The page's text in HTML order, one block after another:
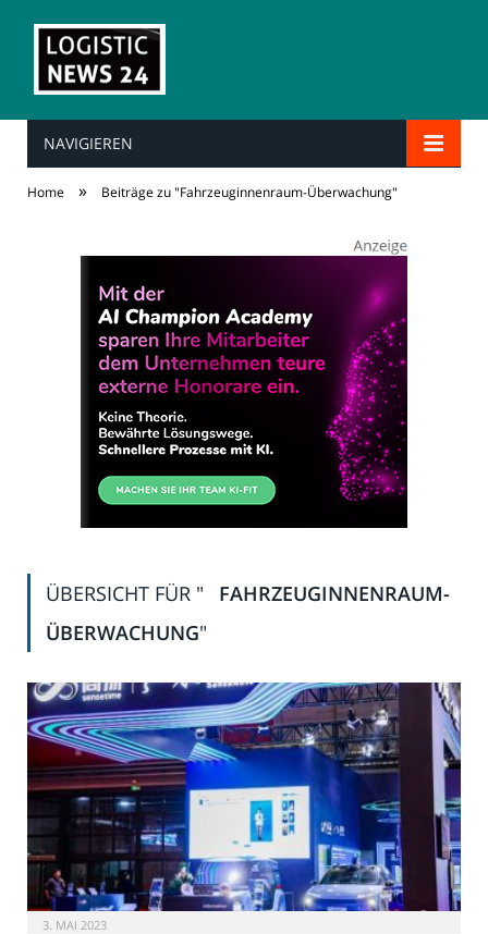
NAVIGIEREN
Home » Beiträge zu "Fahrzeuginnenraum-Überwachung"
ÜBERSICHT FÜR "
FAHRZEUGINNENRAUM-
ÜBERWACHUNG"
3. MAI 2023